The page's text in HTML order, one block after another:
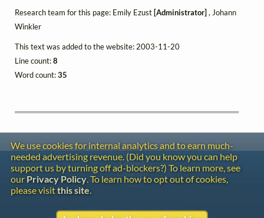
Research team for this page: Emily Ezust [Administrator] , Johann
Winkler
This text was added to the website: 2003-11-20
Line count:8
Word count:35
We use cookies for internal analytics and to earn much-
needed advertising revenue. (Did you know you can help
support us by turning off ad-blockers?) To learn more, see
our Privacy Policy. To learn how to opt out of cookies,
please visitthis site.
Contact
Copyright
Privacy
Copyright © 2026 The LiederNet Archive